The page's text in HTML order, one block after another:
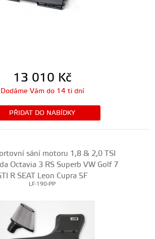
13 010 Kč
Dodáme Vám do 14 ti dní
PŘIDAT DO NABÍDKY
sání motoru 1,8 & 2,0 TSI
Octavia 3 RS Superb VW Golf 7
R SEAT Leon Cupra 5F
LF-190-PP